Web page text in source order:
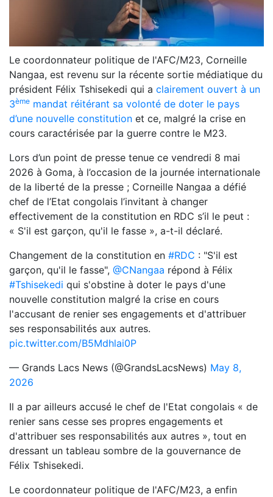
Le coordonnateur politique de l'AFC/M23, Corneille
Nangaa, est revenu sur la récente sortie médiatique du
président Félix Tshisekedi qui a clairement ouvert à un
3ème mandat réitérant sa volonté de doter le pays
d’une nouvelle constitution et ce, malgré la crise en
cours caractérisée par la guerre contre le M23.
Lors d’un point de presse tenue ce vendredi 8 mai
2026 à Goma, à l’occasion de la journée internationale
de la liberté de la presse ; Corneille Nangaa a défié
chef de l’Etat congolais l’invitant à changer
effectivement de la constitution en RDC s’il le peut :
« S'il est garçon, qu'il le fasse », a-t-il déclaré.
Changement de la constitution en #RDC : "S'il est
garçon, qu'il le fasse", @CNangaa répond à Félix
#Tshisekedi qui s'obstine à doter le pays d'une
nouvelle constitution malgré la crise en cours
l'accusant de renier ses engagements et d'attribuer
ses responsabilités aux autres.
pic.twitter.com/B5Mdhlai0P
— Grands Lacs News (@GrandsLacsNews) May 8,
2026
Il a par ailleurs accusé le chef de l'Etat congolais « de
renier sans cesse ses propres engagements et
d'attribuer ses responsabilités aux autres », tout en
dressant un tableau sombre de la gouvernance de
Félix Tshisekedi.
Le coordonnateur politique de l'AFC/M23, a enfin